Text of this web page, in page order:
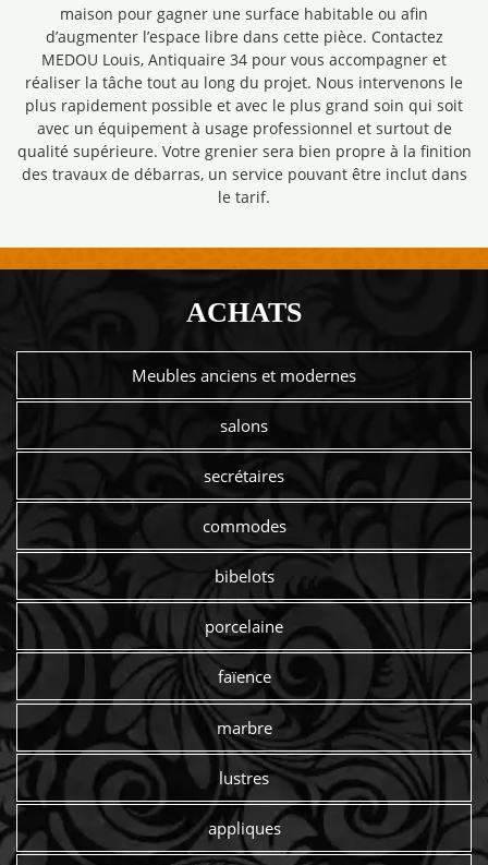
maison pour gagner une surface habitable ou afin
d’augmenter l’espace libre dans cette pièce. Contactez
MEDOU Louis, Antiquaire 34 pour vous accompagner et
réaliser la tâche tout au long du projet. Nous intervenons le
plus rapidement possible et avec le plus grand soin qui soit
avec un équipement à usage professionnel et surtout de
qualité supérieure. Votre grenier sera bien propre à la finition
des travaux de débarras, un service pouvant être inclut dans
le tarif.
ACHATS
Meubles anciens et modernes
salons
secrétaires
commodes
bibelots
porcelaine
faïence
marbre
lustres
appliques